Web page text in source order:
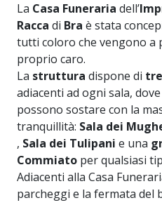
La Casa Funeraria dell’
Racca di Bra è stata
tutti coloro che vengono a
proprio caro.
La struttura dispone di
adiacenti ad ogni sala,
possono sostare con la
tranquillità: Sala dei
, Sala dei Tulipani e una
Commiato per qualsiasi
Adiacenti alla Casa
parcheggi e la fermata del